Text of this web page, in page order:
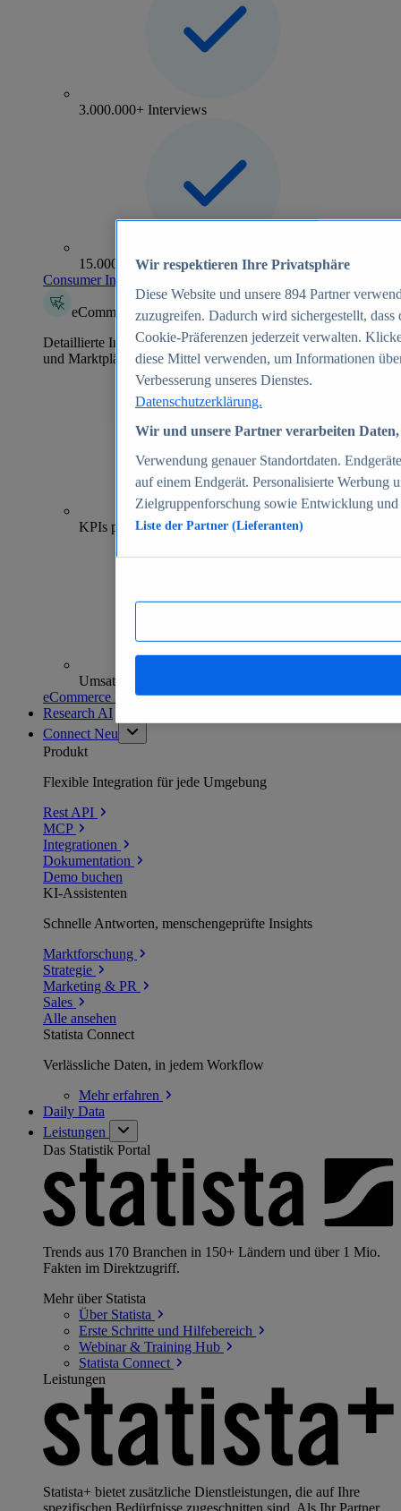
3.000.000+ Interviews
15.000+ Marken
Consumer Insights entdecken
eCommerce Insights
Detaillierte Informationen zu mehr als 39.000 Online-Shops
und Marktplätzen
70+
KPIs pro Shop
Umsatzanalysen und -prognosen
eCommerce Insights entdecken
Research AI
Connect Neu
Produkt
Flexible Integration für jede Umgebung
Rest API
MCP
Integrationen
Dokumentation
Demo buchen
KI-Assistenten
Schnelle Antworten, menschengeprüfte Insights
Marktforschung
Strategie
Marketing & PR
Sales
Alle ansehen
Statista Connect
Verlässliche Daten, in jedem Workflow
Mehrerfahren
Daily Data
Leistungen
Das Statistik Portal
Trends aus 170 Branchen in 150+ Ländern und über 1 Mio.
Fakten im Direktzugriff.
Mehr über Statista
Über Statista
Erste Schritte und Hilfebereich
Webinar & Training Hub
Statista Connect
Leistungen
Statista+ bietet zusätzliche Dienstleistungen, die auf Ihre
spezifischen Bedürfnisse zugeschnitten sind. Als Ihr Partner
Wir respektieren Ihre Privatsphäre
Diese Website und unsere 894 Partner
zuzugreifen. Dadurch wird sichergestellt,
Cookie-Präferenzen jederzeit verwalten.
diese Mittel verwenden, um Informationen
Verbesserung unseres Dienstes.
Datenschutzerklärung.
Wir und unsere Partner verarbeiten
Verwendung genauer Standortdaten.
auf einem Endgerät. Personalisierte Werbung
Zielgruppenforschung sowie Entwicklung
Liste der Partner (Lieferanten)